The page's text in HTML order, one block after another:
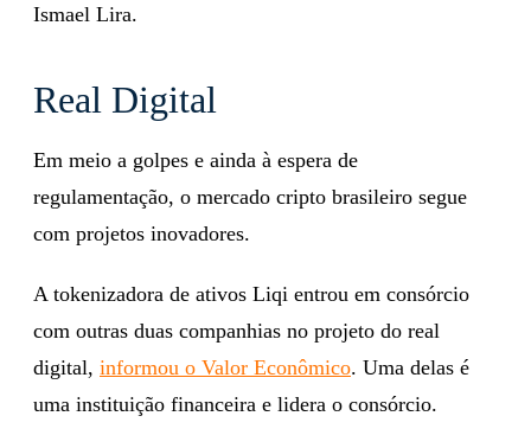
Ismael Lira.
Real Digital
Em meio a golpes e ainda à espera de
regulamentação, o mercado cripto brasileiro segue
com projetos inovadores.
A tokenizadora de ativos Liqi entrou em consórcio
com outras duas companhias no projeto do real
digital, informou o Valor Econômico. Uma delas é
uma instituição financeira e lidera o consórcio.